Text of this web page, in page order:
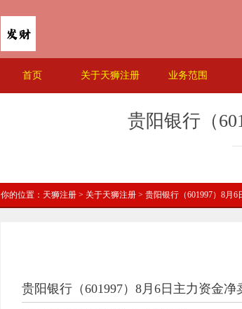
首页 关于天狮注册 业务范围
贵阳银行（
你的位置： 天狮注册 > 关于天狮注册 > 贵阳银行（601997）8月
贵阳银行（601997）8月6日主力资金净